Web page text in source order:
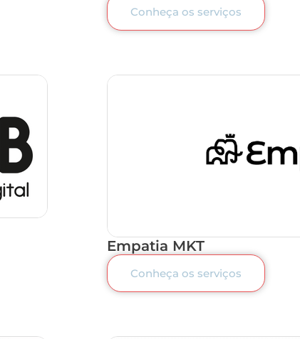
Conheça os serviços
Empatia MKT
Conheça os serviços